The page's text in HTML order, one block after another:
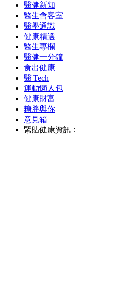
醫健新知
醫生會客室
醫學通識
健康精選
醫生專欄
醫健一分鐘
食出健康
醫 Tech
運動懶人包
健康財富
糖胖與你
意見箱
緊貼健康資訊：